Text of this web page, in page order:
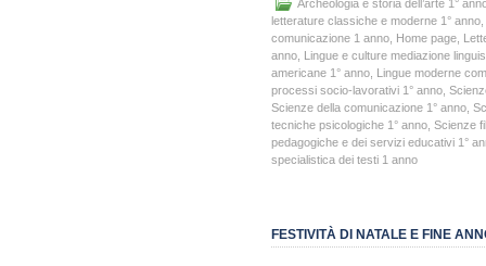
Archeologia e storia dell’arte 1°
letterature classiche e moderne 1° anno
comunicazione 1 anno Home page
anno Lingue e culture mediazione
americane 1° anno Lingue moderne
processi socio-lavorativi 1° anno
Scienze della comunicazione 1° anno
tecniche psicologiche 1° anno Scienze
pedagogiche e dei servizi educativi 1°
specialistica dei testi 1 anno
FESTIVITÀ DI NATALE E FINE